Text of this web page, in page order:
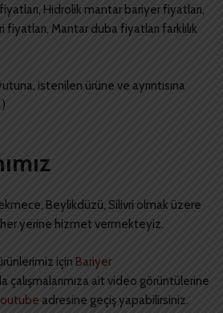
Hidrolik mantar bariyer fiyatları,
Mantar duba fiyatları farklılık
istenilen ürüne ve ayrıntısına
Beylikdüzü, Silivri olmak üzere
her yerine hizmet vermekteyiz.
için Bariyer
çalışmalarımıza ait video görüntülerine
adresine geçiş yapabilirsiniz.